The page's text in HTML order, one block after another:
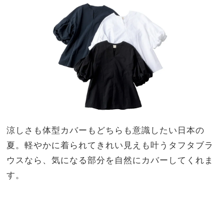
旅】
を
涼しさも体型カバーもどちらも意識したい日本の
夏。軽やかに着られてきれい見えも叶うタフタブラ
ウスなら、気になる部分を自然にカバーしてくれま
す。